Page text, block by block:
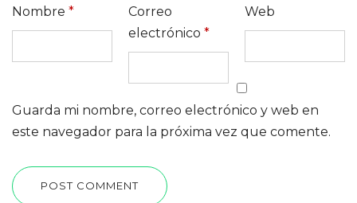
Nombre *
Correo
electrónico *
Web
Guarda mi nombre, correo electrónico y web en
este navegador para la próxima vez que comente.
POST COMMENT